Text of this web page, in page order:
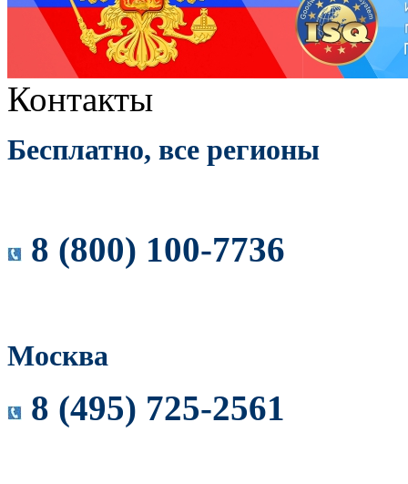
Контакты
Бесплатно, все регионы
8 (800) 100-7736
Москва
8 (495) 725-2561